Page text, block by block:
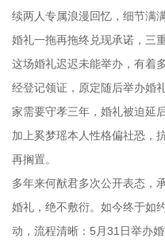
续两人专属浪漫回忆，细节满
婚礼一拖再拖终兑现承诺，三
这场婚礼迟迟未能举办，有着
经登记领证，原定随后举办婚
家需要守孝三年，婚礼被迫延
加上奚梦瑶本人性格偏社恐，
再搁置。
多年来何猷君多次公开表态，
婚礼，绝不敷衍。如今终于如
动，流程清晰：5月31日举办